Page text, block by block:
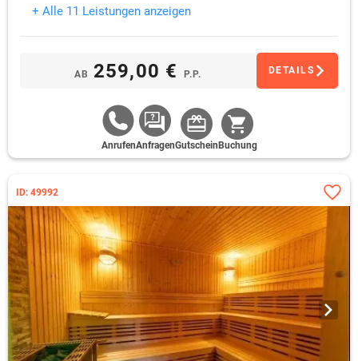
+ Alle 11 Leistungen anzeigen
AB 259,00 € P.P. DETAILS
AnrufenAnfragenGutschein Buchung
ID: 49992